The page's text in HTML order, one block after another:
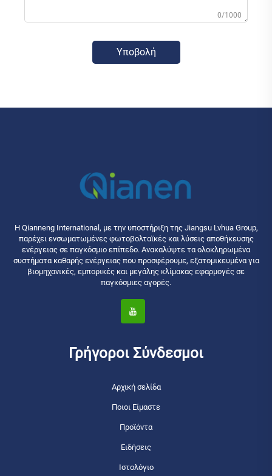
0/1000
Υποβολή
Η Qianneng International, με την υποστήριξη της Jiangsu Lvhua Group,
παρέχει ενσωματωμένες φωτοβολταϊκές και λύσεις αποθήκευσης
ενέργειας σε παγκόσμιο επίπεδο. Ανακαλύψτε τα ολοκληρωμένα
συστήματα καθαρής ενέργειας που προσφέρουμε, εξατομικευμένα για
βιομηχανικές, εμπορικές και μεγάλης κλίμακας εφαρμογές σε
παγκόσμιες αγορές.
Γρήγοροι Σύνδεσμοι
Αρχική σελίδα
Ποιοι Είμαστε
Προϊόντα
Ειδήσεις
Ιστολόγιο